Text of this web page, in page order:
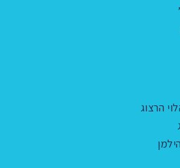
הרצוג